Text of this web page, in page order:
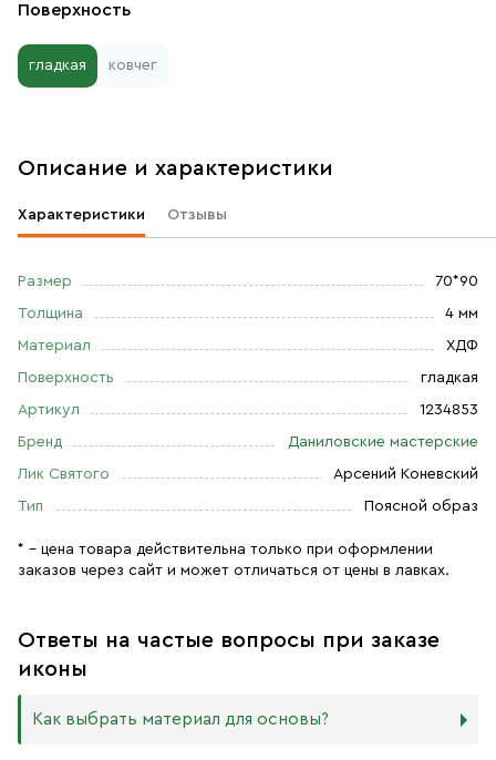
Поверхность
гладкая ковчег
Описание и характеристики
Характеристики Отзывы
Размер 70*90
Толщина 4 мм
Материал ХДФ
Поверхность гладкая
Артикул 1234853
Бренд Даниловские мастерские
Лик Святого Арсений Коневский
Тип Поясной образ
* – цена товара действительна только при оформлении
заказов через сайт и может отличаться от цены в лавках.
Ответы на частые вопросы при заказе
иконы
Как выбрать материал для основы?